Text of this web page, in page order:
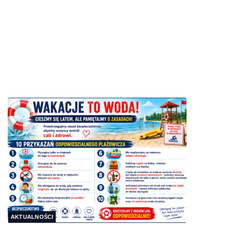
AKTUALNOŚCI